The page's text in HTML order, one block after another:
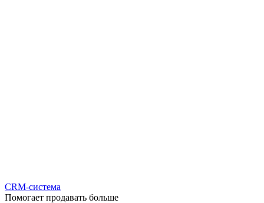
CRM-система
Помогает продавать больше